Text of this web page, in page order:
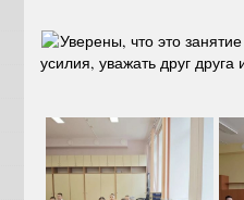
Уверены, что это
усилия, уважать друг